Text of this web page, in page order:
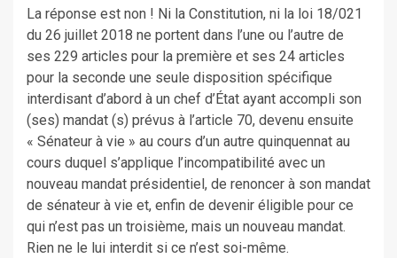
La réponse est non ! Ni la Constitution, ni la loi 18/021
du 26 juillet 2018 ne portent dans l’une ou l’autre de
ses 229 articles pour la première et ses 24 articles
pour la seconde une seule disposition spécifique
interdisant d’abord à un chef d’État ayant accompli son
(ses) mandat (s) prévus à l’article 70, devenu ensuite
« Sénateur à vie » au cours d’un autre quinquennat au
cours duquel s’applique l’incompatibilité avec un
nouveau mandat présidentiel, de renoncer à son mandat
de sénateur à vie et, enfin de devenir éligible pour ce
qui n’est pas un troisième, mais un nouveau mandat.
Rien ne le lui interdit si ce n’est soi-même.